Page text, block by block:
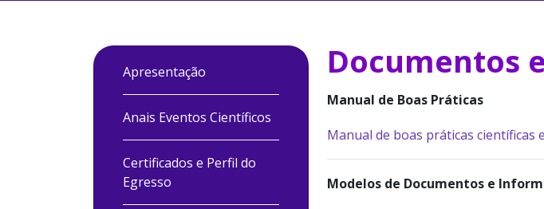
Apresentação
Anais Eventos Científicos
Certificados e Perfil do
Egresso
Documentos
Manual de Boas Práticas
Manual de boas práticas científicas
Modelos de Documentos e